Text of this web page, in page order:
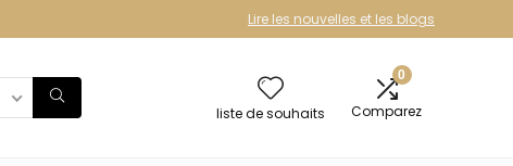
Lire les nouvelles et les blogs
liste de souhaits
0
Comparez